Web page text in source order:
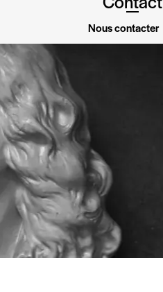
Nous contacter